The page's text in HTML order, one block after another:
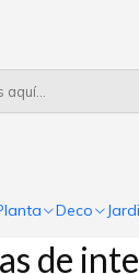
Deco
PUBLICADO EL
de